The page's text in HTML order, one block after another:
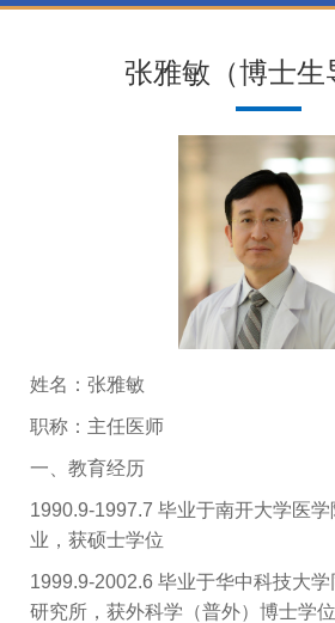
张雅敏（博士生
姓名：张雅敏
职称：主任医师
一、教育经历
1990.9-1997.7 毕业于南开大学医
业，获硕士学位
1999.9-2002.6 毕业于华中科技大
研究所，获外科学（普外）博士学位